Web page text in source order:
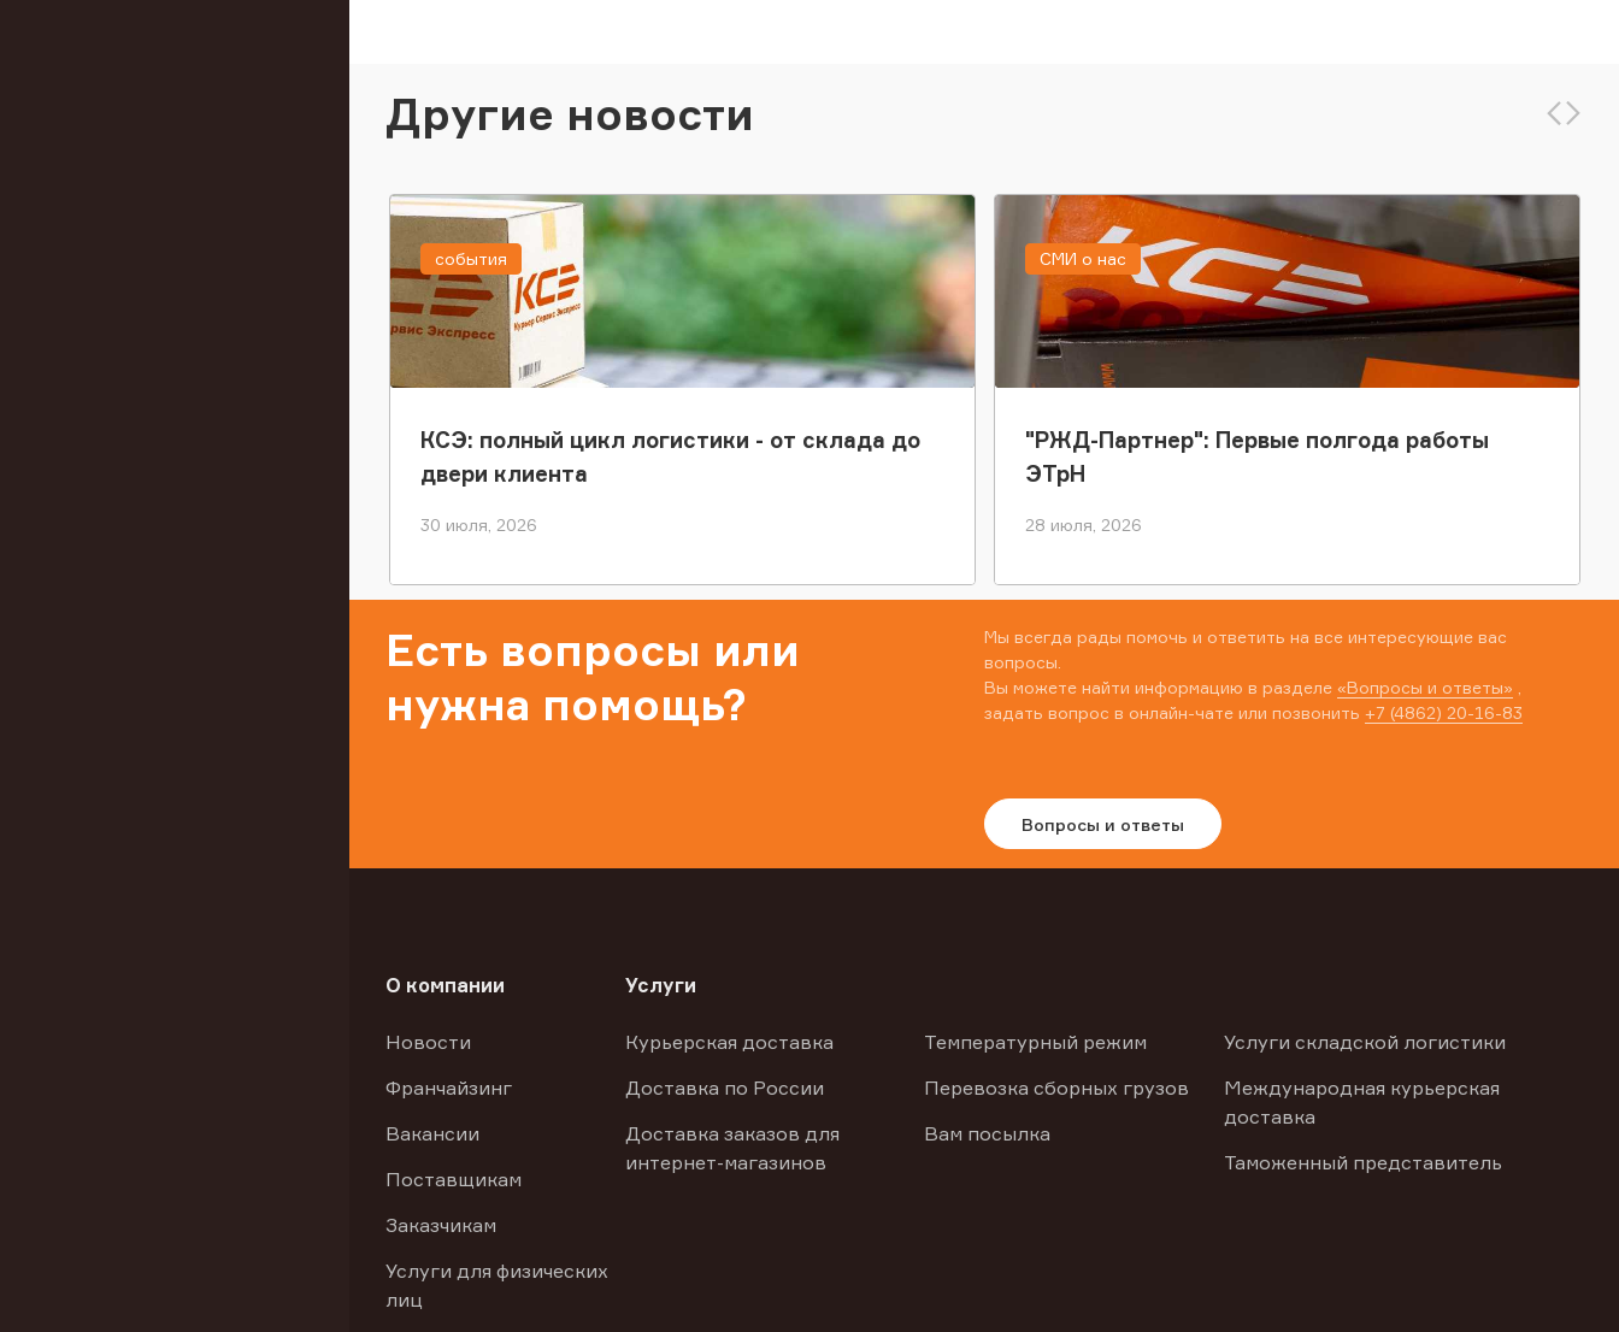
Другие новости
КСЭ: полный цикл логистики - от склада до
двери клиента
30 июля, 2026
события
"РЖД-Партнер": Первые полгода работы
ЭТрН
28 июля, 2026
СМИ о нас
Есть вопросы или
нужна помощь?
Мы всегда рады помочь и ответить на все интересующие вас
вопросы.
Вы можете найти информацию в разделе «Вопросы и ответы»
задать вопрос в онлайн-чате или позвонить +7 (4862) 20-16-83
Вопросы и ответы
О компании
Новости
Франчайзинг
Вакансии
Поставщикам
Заказчикам
Услуги для физических
лиц
Услуги
Курьерская доставка
Доставка по России
Доставка заказов для
интернет-магазинов
Температурный режим
Перевозка сборных грузов
Вам посылка
Услуги складской логистики
Международная курьерская
доставка
Таможенный представитель